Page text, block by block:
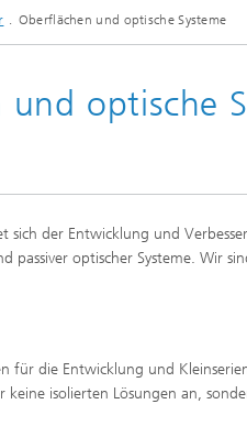
Oberflächen und optische Systeme
optische
sich der Entwicklung und
passiver optischer Systeme. Wir
für die Entwicklung und
isolierten Lösungen an,